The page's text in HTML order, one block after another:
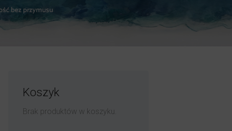
Koszyk
Brak produktów w koszyku.